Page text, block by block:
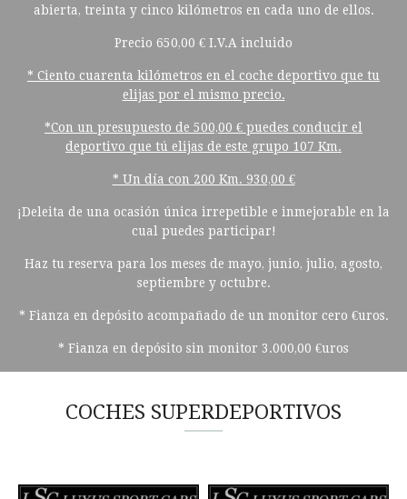
abierta, treinta y cinco kilómetros en cada uno de ellos.
Precio 650,00 € I.V.A incluido
* Ciento cuarenta kilómetros en el coche deportivo que tu
elijas por el mismo precio.
*Con un presupuesto de 500,00 € puedes conducir el
deportivo que tú elijas de este grupo 107 Km.
* Un día con 200 Km. 930,00 €
¡Deleita de una ocasión única irrepetible e inmejorable en la
cual puedes participar!
Haz tu reserva para los meses de mayo, junio, julio, agosto,
septiembre y octubre.
* Fianza en depósito acompañado de un monitor cero €uros.
* Fianza en depósito sin monitor 3.000,00 €uros
COCHES SUPERDEPORTIVOS